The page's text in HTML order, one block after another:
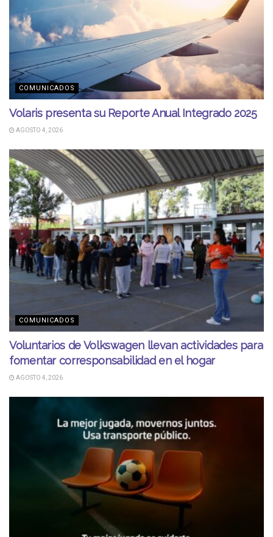
COMUNICADOS
Volaris presenta su Reporte Anual Integrado 2025
AGOSTO 4, 2026
COMUNICADOS
Voluntarios de Volkswagen llevan actividades para
fomentar corresponsabilidad en el hogar
AGOSTO 4, 2026